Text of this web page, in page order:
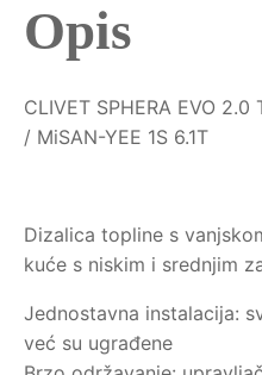
Opis
CLIVET SPHERA EVO 2.0
/ MiSAN-YEE 1S 6.1T
Dizalica topline s
kuće s niskim i srednjim
Jednostavna instalacija:
već su ugrađene